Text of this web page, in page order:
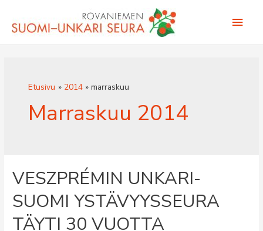
sisältöön
Etusivu 2014 marraskuu
Marraskuu 2014
VESZPRÉMIN UNKARI-
SUOMI YSTÄVYYSSEURA
TÄYTI 30 VUOTTA